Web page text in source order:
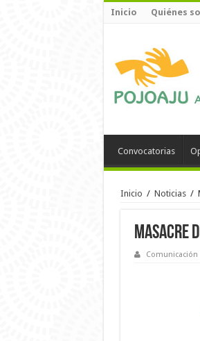
Inicio Quiénes
Convocatorias
Inicio / Noticias /
Masacre
Comunicación